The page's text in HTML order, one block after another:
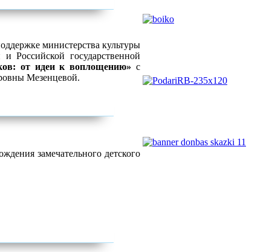
министерства культуры
Российской государственной
от идеи к воплощению» с
Мезенцевой.
замечательного детского